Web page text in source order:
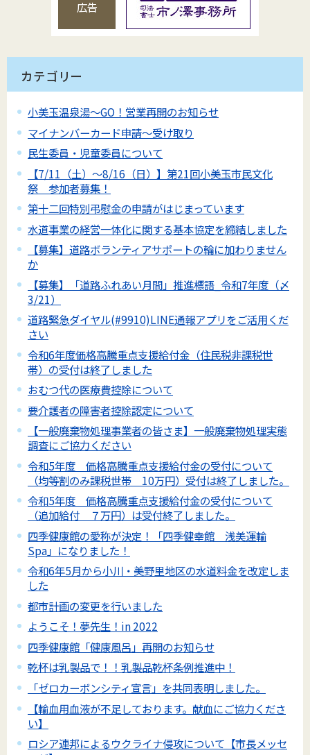
広告
カテゴリー
小美玉温泉湯～GO！営業再開のお知らせ
マイナンバーカード申請～受け取り
民生委員・児童委員について
【7/11（土）～8/16（日）】第21回小美玉市民文化
祭 参加者募集！
第十二回特別弔慰金の申請がはじまっています
水道事業の経営一体化に関する基本協定を締結しました
【募集】道路ボランティアサポートの輪に加わりません
か
【募集】「道路ふれあい月間」推進標語_令和7年度（〆
3/21）
道路緊急ダイヤル(#9910)LINE通報アプリをご活用くだ
さい
令和6年度価格高騰重点支援給付金（住民税非課税世
帯）の受付は終了しました
おむつ代の医療費控除について
要介護者の障害者控除認定について
【一般廃棄物処理事業者の皆さま】一般廃棄物処理実態
調査にご協力ください
令和5年度 価格高騰重点支援給付金の受付について
（均等割のみ課税世帯 10万円）受付は終了しました。
令和5年度 価格高騰重点支援給付金の受付について
（追加給付 ７万円）は受付終了しました。
四季健康館の愛称が決定！「四季健幸館 浅美運輸
Spa」になりました！
令和6年5月から小川・美野里地区の水道料金を改定しま
した
都市計画の変更を行いました
ようこそ！夢先生！in 2022
四季健康館「健康風呂」再開のお知らせ
乾杯は乳製品で！！乳製品乾杯条例推進中！
「ゼロカーボンシティ宣言」を共同表明しました。
【輸血用血液が不足しております。献血にご協力くださ
い】
ロシア連邦によるウクライナ侵攻について【市長メッセ